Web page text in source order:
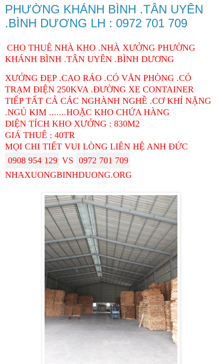
PHƯỜNG KHÁNH BÌNH .TÂN UYÊN
.BÌNH DƯƠNG LH : 0972 701 709
CHO THUÊ NHÀ KHO .NHÀ XƯỞNG PHƯỜNG
KHÁNH BÌNH .TÂN UYÊN .BÌNH DƯƠNG
XƯỞNG ĐẸP .CAO RÁO .CÓ VĂN PHÒNG .CÓ
TRẠM ĐIỆN 250KVA .ĐƯỜNG XE CONTAINER
TIẾP TẤT CẢ CÁC NGHÀNH NGHỀ .CƠ KHÍ NẶNG
.NGỦ KIM .......HOẶC KHO CHỨA HÀNG
DIỆN TÍCH KHO XƯỞNG : 830M2
GIÁ THUÊ : 40TR
MỌI CHI TIẾT VUI LÒNG LIÊN HỆ ANH ĐỨC
0908 954 129 VS 0972 701 709
NHAXUONGBINHDUONG.ORG